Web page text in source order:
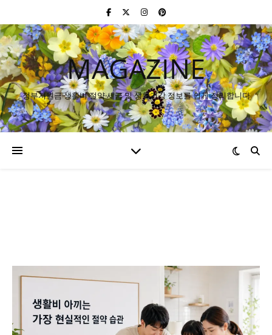
MAGAZINE
정부지원금·생활비 절약·세금 및 생활건강 정보를 쉽게 정리합니다